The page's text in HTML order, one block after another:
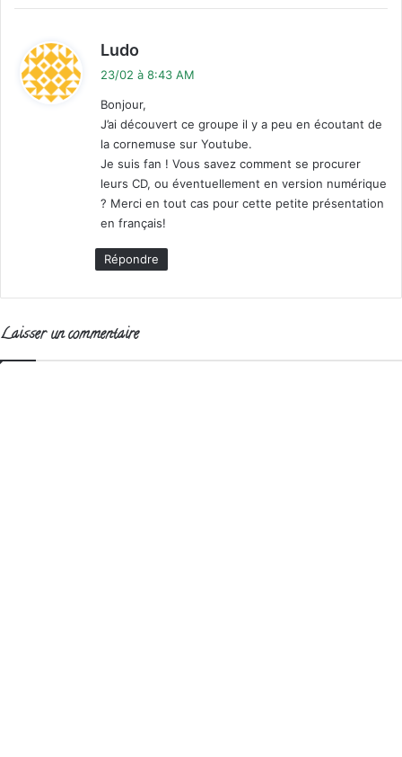
Ludo
i
:
23/02 à 8:43 AM
Bonjour,
J’ai découvert ce groupe il y a peu en écoutant de
la cornemuse sur Youtube.
Je suis fan ! Vous savez comment se procurer
leurs CD, ou éventuellement en version numérique
? Merci en tout cas pour cette petite présentation
en français!
Répondre
Laisser un commentaire